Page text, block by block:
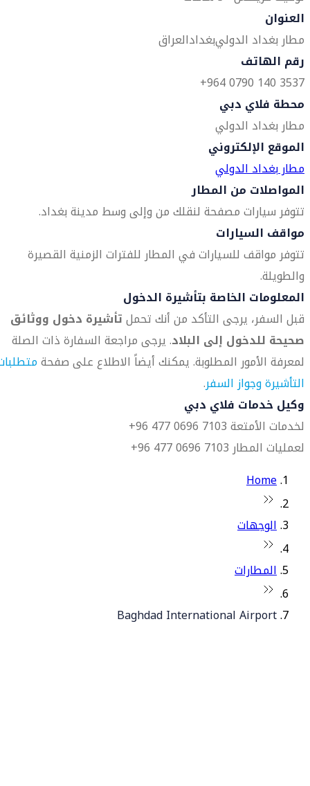
العنوان
مطار بغداد الدوليبغدادالعراق
رقم الهاتف
3537 140 0790 964+
محطة فلاي دبي
مطار بغداد الدولي
الموقع الإلكتروني
مطار بغداد الدولي
المواصلات من المطار
تتوفر سيارات مصفحة لنقلك من وإلى وسط مدينة بغداد.
مواقف السيارات
تتوفر مواقف للسيارات في المطار للفترات الزمنية القصيرة
والطويلة.
المعلومات الخاصة بتأشيرة الدخول
قبل السفر، يرجى التأكد من أنك تحملتأشيرة دخول ووثائق
صحيحة للدخول إلى البلاد. يرجى مراجعة السفارة ذات الصلة
لمعرفة الأمور المطلوبة. يمكنك أيضاً الاطلاع على صفحة
التأشيرة وجواز السفر.
وكيل خدمات فلاي دبي
لخدمات الأمتعة 7103 0696 477 96+
لعمليات المطار 7103 0696 477 96+
Home
الوجهات
المطارات
Baghdad International Airport